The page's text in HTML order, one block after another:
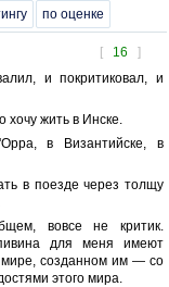
по оценке
[ 16 ]
и покритиковал, и
жить в Инске.
в Византийске, в
в поезде через толщу
вовсе не критик.
для меня имеют
мире, созданном им — со
этого мира.